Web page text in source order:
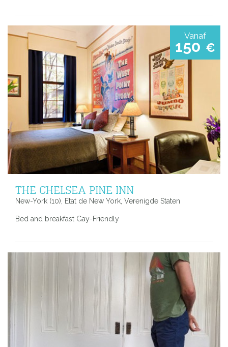
Vanaf
150 €
THE CHELSEA PINE INN
New-York (10), Etat de New York, Verenigde Staten
Bed and breakfast Gay-Friendly